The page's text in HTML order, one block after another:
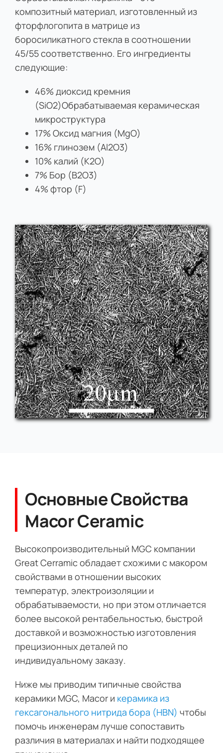
композитный материал, изготовленный из
фторфлогопита в матрице из
боросиликатного стекла в соотношении
45/55 соответственно. Его ингредиенты
следующие:
46% диоксид кремния
(SiO2)Обрабатываемая керамическая
микроструктура
17% Оксид магния (MgO)
16% глинозем (Al2O3)
10% калий (K2O)
7% Бор (B2O3)
4% фтор (F)
Основные Свойства
Macor Ceramic
Высокопроизводительный MGC компании
Great Cerramic обладает схожими с макором
свойствами в отношении высоких
температур, электроизоляции и
обрабатываемости, но при этом отличается
более высокой рентабельностью, быстрой
доставкой и возможностью изготовления
прецизионных деталей по
индивидуальному заказу.
Ниже мы приводим типичные свойства
керамики MGC, Macor и керамика из
гексагонального нитрида бора (HBN) чтобы
помочь инженерам лучше сопоставить
различия в материалах и найти подходящее